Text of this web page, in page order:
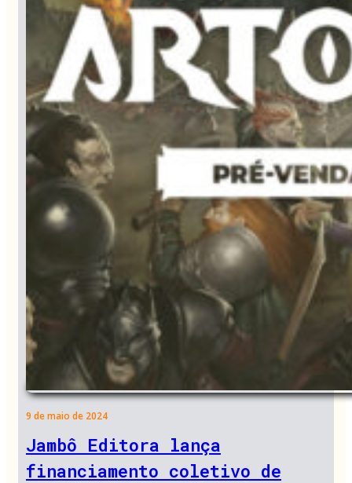
9 de maio de 2024
Jambô Editora lança
financiamento coletivo de